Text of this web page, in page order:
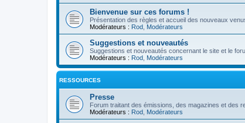
Bienvenue sur ces forums !
Présentation des règles et accueil des nouveaux
Modérateurs : Rod Modérateurs
Suggestions et nouveautés
Suggestions et nouveautés concernant le site et le
Modérateurs : Rod Modérateurs
RESSOURCES
Presse
Forum traitant des émissions, des magazines et des
Modérateurs : Rod Modérateurs